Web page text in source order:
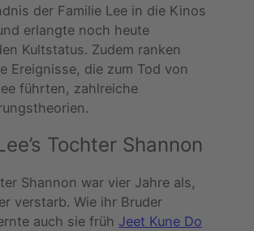
der Familie Lee in die Kinos
erlangte noch heute
Kultstatus. Zudem ranken
Ereignisse, die zum Tod von
führten, zahlreiche
Tochter Shannon
Shannon war vier Jahre als,
verstarb. Wie ihr Bruder
auch sie früh Jeet Kune Do